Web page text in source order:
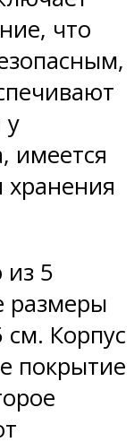
что
у
имеется
хранения
из 5
размеры
см. Корпус
покрытие